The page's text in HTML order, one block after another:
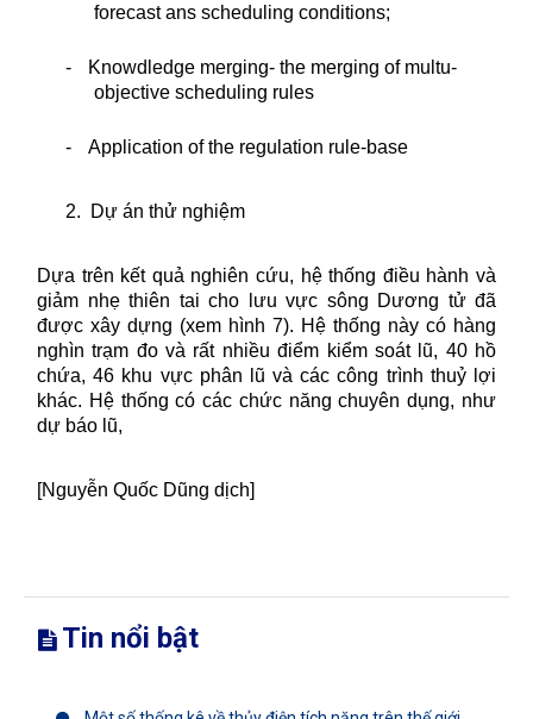
forecast ans scheduling conditions;
-
Knowdledge merging- the merging of multu-
objective scheduling rules
- Application of the regulation rule-base
2. Dự án thử nghiệm
Dựa trên kết quả nghiên cứu, hệ thống điều hành và
giảm nhẹ thiên tai cho lưu vực sông Dương tử đã
được xây dựng (xem hình 7). Hệ thống này có hàng
nghìn trạm đo và rất nhiều điểm kiểm soát lũ, 40 hồ
chứa, 46 khu vực phân lũ và các công trình thuỷ lợi
khác. Hệ thống có các chức năng chuyên dụng, như
dự báo lũ,
[Nguyễn Quốc Dũng dịch]
Tin nổi bật